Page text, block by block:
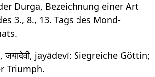
Durga, Bezeichnung einer Art
3., 8., 13. Tags des Mond-
, जयादेवी, jayādevī: Siegreiche Göttin;
Triumph.